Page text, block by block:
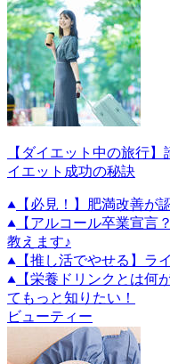
【ダイエット中の旅行
イエット成功の秘訣
【必見！】肥満改善が
【アルコール卒業宣言
教えます♪
【推し活でやせる】ラ
【栄養ドリンクとは何
てもっと知りたい！
ビューティー